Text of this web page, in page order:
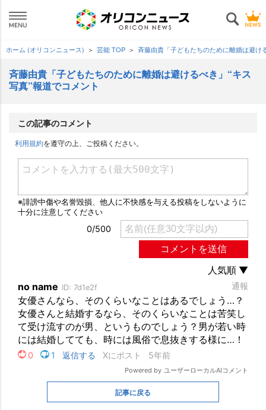
ホーム (オリコンニュース) 芸能 TOP 斉藤由貴「子どもたちのために離婚は避け
斉藤由貴「子どもたちのために離婚は避けるべき」“キス
写真”報道でコメント
この記事のコメント
利用規約を遵守の上、ご投稿ください。
記事に戻る